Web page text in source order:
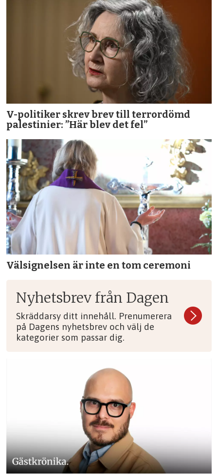
V-politiker skrev brev till terror­dömd
palestinier: ”Här blev det fel”
Välsignelsen är inte en tom ceremoni
Nyhetsbrev från Dagen
Skräddarsy ditt innehåll. Prenumerera
på Dagens nyhetsbrev och välj de
kategorier som passar dig.